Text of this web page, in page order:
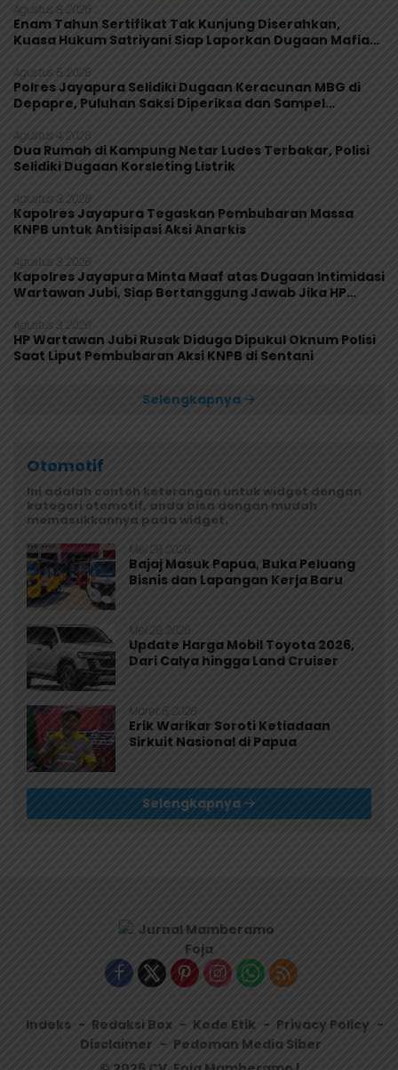
Agustus 8, 2026
Enam Tahun Sertifikat Tak Kunjung Diserahkan,
Kuasa Hukum Satriyani Siap Laporkan Dugaan Mafia
Agustus 5, 2026
Polres Jayapura Selidiki Dugaan Keracunan MBG di
Depapre, Puluhan Saksi Diperiksa dan Sampel
Agustus 4, 2026
Dua Rumah di Kampung Netar Ludes Terbakar, Polisi
Selidiki Dugaan Korsleting Listrik
Agustus 3, 2026
Kapolres Jayapura Tegaskan Pembubaran Massa
KNPB untuk Antisipasi Aksi Anarkis
Agustus 3, 2026
Kapolres Jayapura Minta Maaf atas Dugaan Intimidasi
Wartawan Jubi, Siap Bertanggung Jawab Jika HP
Agustus 3, 2026
HP Wartawan Jubi Rusak Diduga Dipukul Oknum Polisi
Saat Liput Pembubaran Aksi KNPB di Sentani
Selengkapnya
Otomotif
Ini adalah contoh keterangan untuk widget dengan
kategori otomotif, anda bisa dengan mudah
memasukkannya pada widget.
Mei 29, 2026
Bajaj Masuk Papua, Buka Peluang
Bisnis dan Lapangan Kerja Baru
Mei 29, 2026
Update Harga Mobil Toyota 2026,
Dari Calya hingga Land Cruiser
Maret 5, 2026
Erik Warikar Soroti Ketiadaan
Sirkuit Nasional di Papua
Selengkapnya
Indeks Redaksi Box Kode Etik
Privacy Policy
Disclaimer
Pedoman Media Siber